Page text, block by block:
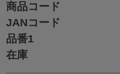
商品コード
JANコード
品番1
在庫